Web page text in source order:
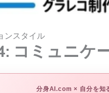
ンスタイル
コミュニケ
分身AI.com × 自分を知